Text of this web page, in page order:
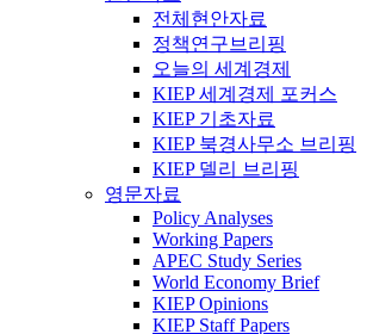
전체현안자료
정책연구브리핑
오늘의 세계경제
KIEP 세계경제 포커스
KIEP 기초자료
KIEP 북경사무소 브리핑
KIEP 델리 브리핑
영문자료
Policy Analyses
Working Papers
APEC Study Series
World Economy Brief
KIEP Opinions
KIEP Staff Papers